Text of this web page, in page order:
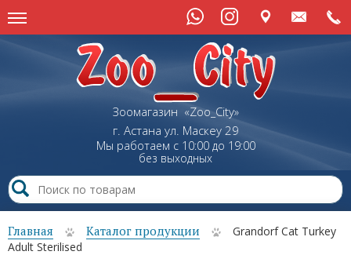
Зоомагазин «Zoo_City»
г. Астана ул. Маскеу29
Мы работаем с 10:00 до 19:00
без выходных
Главная Каталог продукции
Grandorf Cat Turkey
Adult Sterilised